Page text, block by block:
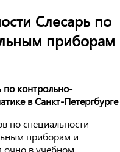
Слесарь по
приборам
по контрольно-
в Санкт-Петергбурге
по специальности
приборам и
очно в учебном